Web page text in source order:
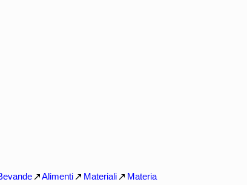
Alimenti Materiali Materia